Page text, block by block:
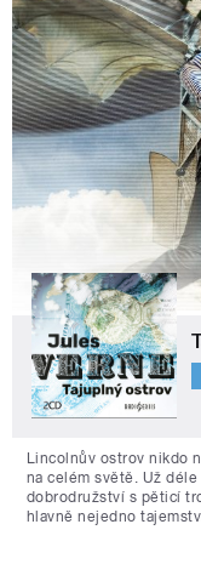
Lincolnův ostrov nikdo
na celém světě. Už
dobrodružství s pěticí
hlavně nejedno